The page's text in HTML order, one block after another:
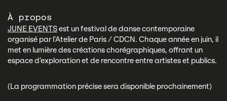
À propos
JUNE EVENTSest un festival de danse contemporaine
organisé par l’Atelier de Paris / CDCN. Chaque année en juin, il
met en lumière des créations chorégraphiques, offrant un
espace d’exploration et de rencontre entre artistes et publics.
(La programmation précise sera disponible prochainement)